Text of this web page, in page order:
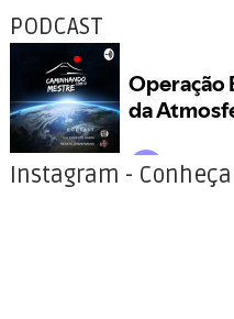
PODCAST
Instagram -